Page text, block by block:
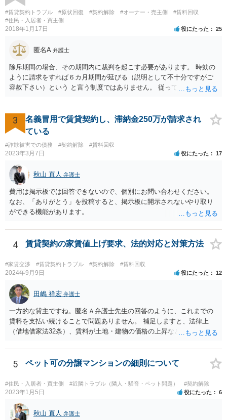
#賃貸契約トラブル #原状回復 #契約解除 #オーナー・売主側
#賃料回収
#住民・入居者・買主側
2018年1月17日 役にたった 25
匿名A 弁護士
除斥期間の場合、その期間内に裁判を起こす必要があります。 時効の
ように請求をすれば６カ月期間が延びる（説明として不十分ですがご
容赦下さい）という と言う制度ではありません。 従って、理論上は１
3
名義冒用で賃貸契約し、滞納金250万が請求され
ている
#詐欺被害での債務 #契約解除 #賃料回収
2023年3月7日 役にたった 17
秋山 直人 弁護士
費用は掲示板では回答できないので、個別にお問い合わせください。
なお、「ありがとう」を投稿すると、掲示板に開示されないやり取り
ができる機能があります。
4 賃貸契約の家賃値上げ要求、法的対応と対策方法
#家賃交渉 #賃貸契約トラブル #契約解除 #賃料回収
2024年9月9日 役にたった 12
田嶋 祥宏 弁護士
一方的な貸主ですね。匿名Ａ弁護士先生の回答のように、これまでの
賃料を支払い続けることで問題ありません。 補足しますと、法律上
（借地借家法32条）、賃料が土地・建物の価格の上昇などの経済事情
は、「契約条件にかかわらず」、当事者は賃料の増減を請求できる、
とされています。 「不相当」かどうかは、貸主から、近隣相場の上昇
ませんよね。ご相談者様のケースでは、こうした資料が示されていな
いと思われることと、１０％が相当がどうかが分からないので、「不
相当」という判断ができないから賃料増額には応じないという主張が
できます。 なお、賃貸借契約書には「家賃の変更は貸主・借主間の合
5 ペット可の分譲マンションの細則について
#住民・入居者・買主側 #近隣トラブル（隣人・騒音・ペット問題） #契約解除
2023年1月5日 役にたった 6
秋山 直人 弁護士